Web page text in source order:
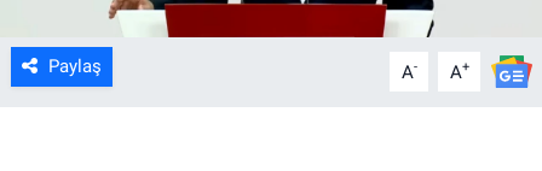
Paylaş A- A+